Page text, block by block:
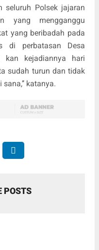
seluruh Polsek jajaran
yang mengganggu
yang beribadah pada
di perbatasan Desa
kan kejadiannya hari
sudah turun dan tidak
katanya.
POSTS